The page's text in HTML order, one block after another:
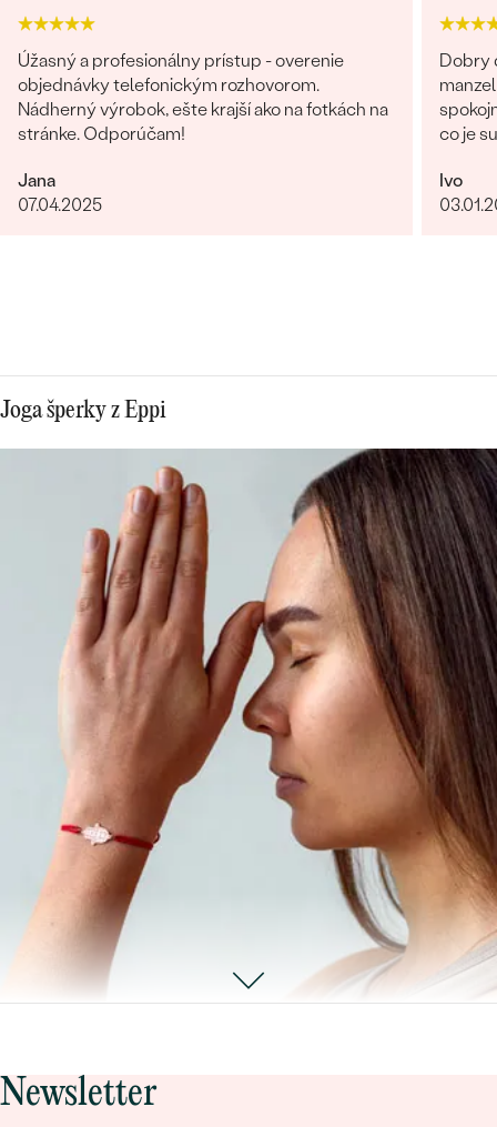
Úžasný a profesionálny prístup - overenie
objednávky telefonickým rozhovorom.
Nádherný výrobok, ešte krajší ako na fotkách na
stránke. Odporúčam!
Jana
07.04.2025
Dobry
co je
fotka
Ivo
Joga šperky z Eppi
Newsletter